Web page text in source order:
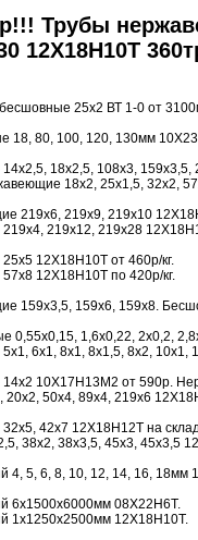
Трубы
12Х18Н10Т
25х2 ВТ 1-0 от
18, 80, 100, 120, 130мм
18х2,5, 108х3, 159х3,5,
18х2, 25х1,5, 32х2,
219х6, 219х9, 219х10
219х12, 219х28
12Х18Н10Т от 460р/кг.
12Х18Н10Т по 420р/кг.
159х3,5, 159х6, 159х8.
0,55х0,15, 1,6х0,22, 2х0,2,
6х1, 8х1, 8х1,5, 8х2, 10х1,
10Х17Н13М2 от 590р.
20х2, 50х4, 89х4, 219х6
42х7 12Х18Н12Т на
38х2, 38х3,5, 45х3, 45х3,5
4, 5, 6, 8, 10, 12, 14, 16, 18мм
6х1500х6000мм 08Х22Н6Т.
1х1250х2500мм 12Х18Н10Т.